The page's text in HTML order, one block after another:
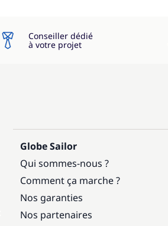
Conseiller dédié
à votre projet
Globe Sailor
Qui sommes-nous ?
Comment ça marche ?
Nos garanties
Nos partenaires